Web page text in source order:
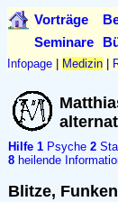
Vorträge
Seminare
Infopage Medizin
Hilfe 1 Psyche 2
8 heilende
Blitze,